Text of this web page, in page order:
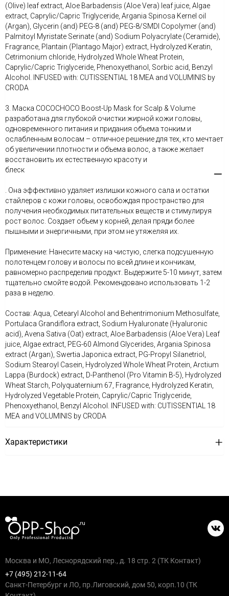
(Olive) leaf extract, Aloe Barbadensis (Aloe Vera) leaf juice, Algae
extract, Caprylic/Capric Triglyceride, Argania Spinosa Kernel oil
(Argan), Glycerin (and) PEG-8 (and) PEG-8/SMDI Copolymer (and)
Palmitoyl Myristate Serinate (and) Sodium Polyacrylate (Ceramide),
Fragrance, Plantain (Plantago Major) extract, Hydrolyzed Keratin,
Cetrimonium chloride, Hydrolyzed Whole Wheat Protein,
Caprylic/Capric Triglyceride, Phenoxyethanol, Sorbic acid, Benzyl
Alcohol. INFUSED with: CUTISSENTIAL 18 MEA and VOLUMINIS by
CRODA
3. Маска COCOCHOCO Boost-Up Mask for Scalp & Volume
разработана для глубокой очистки жирной кожи головы,
одновременного питания и придания объема тонким и
ослабленным волосам – отличное решение для тех, кто мечтает
об увеличении плотности и объема волос, а также желает
восстановить их естественную красоту и
блеск
. Она эффективно удаляет излишки кожного сала и остатки
стайлеров с кожи головы, освобождая пространство для
получения необходимых питательных веществ и стимулируя
рост волос. Создает объем у корней, делая пряди более
пышными и энергичными, при этом не утяжеляя их.
Применение: Нанесите маску на чистую, слегка подсушенную
полотенцем голову и волосы по всей длине и кончикам,
равномерно распределив продукт. Выдержите 5-10 минут, затем
тщательно смойте водой. Рекомендовано использовать 1-2
раза в неделю.
Состав: Aqua, Cetearyl Alcohol and Behentrimonium Methosulfate,
Portulaca Grandiflora extract, Sodium Hyaluronate (Hyaluronic
acid), Avena Sativa (Oat) extract, Aloe Barbadensis (Aloe Vera) Leaf
juice, Algae extract, PEG-60 Almond Glycerides, Argania Spinosa
extract (Argan), Swertia Japonica extract, PG-Propyl Silanetriol,
Sodium Stearoyl Casein, Hydrolyzed Whole Wheat Protein, Arctium
Lappa (Burdock) extract, D-Panthenol (Pro Vitamin B-5), Hydrolyzed
Wheat Starch, Polyquaternium 67, Fragrance, Hydrolyzed Keratin,
Hydrolyzed Vegetable Protein, Caprylic/Capric Triglyceride,
Phenoxyethanol, Benzyl Alcohol. INFUSED with: CUTISSENTIAL 18
MEA and VOLUMINIS by CRODA
Характеристики
Москва и МО, Леснорядский пер., д. 18 стр. 2 (ТК Контакт)
+7 (495) 212-11-64
Санкт-Петербург и ЛО, пр.Лиговский, дом 50, корп.10 (ТК